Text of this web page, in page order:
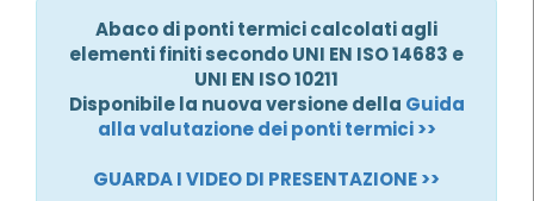
Abaco di ponti termici calcolati agli
elementi finiti secondo UNI EN ISO 14683 e
UNI EN ISO 10211
Disponibile la nuova versione della Guida
alla valutazione dei ponti termici >>
GUARDA I VIDEO DI PRESENTAZIONE >>